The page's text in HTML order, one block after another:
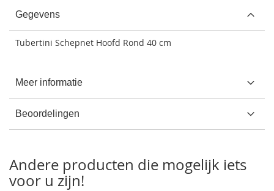
Gegevens
Tubertini Schepnet Hoofd Rond 40 cm
Meer informatie
Beoordelingen
Andere producten die mogelijk iets
voor u zijn!